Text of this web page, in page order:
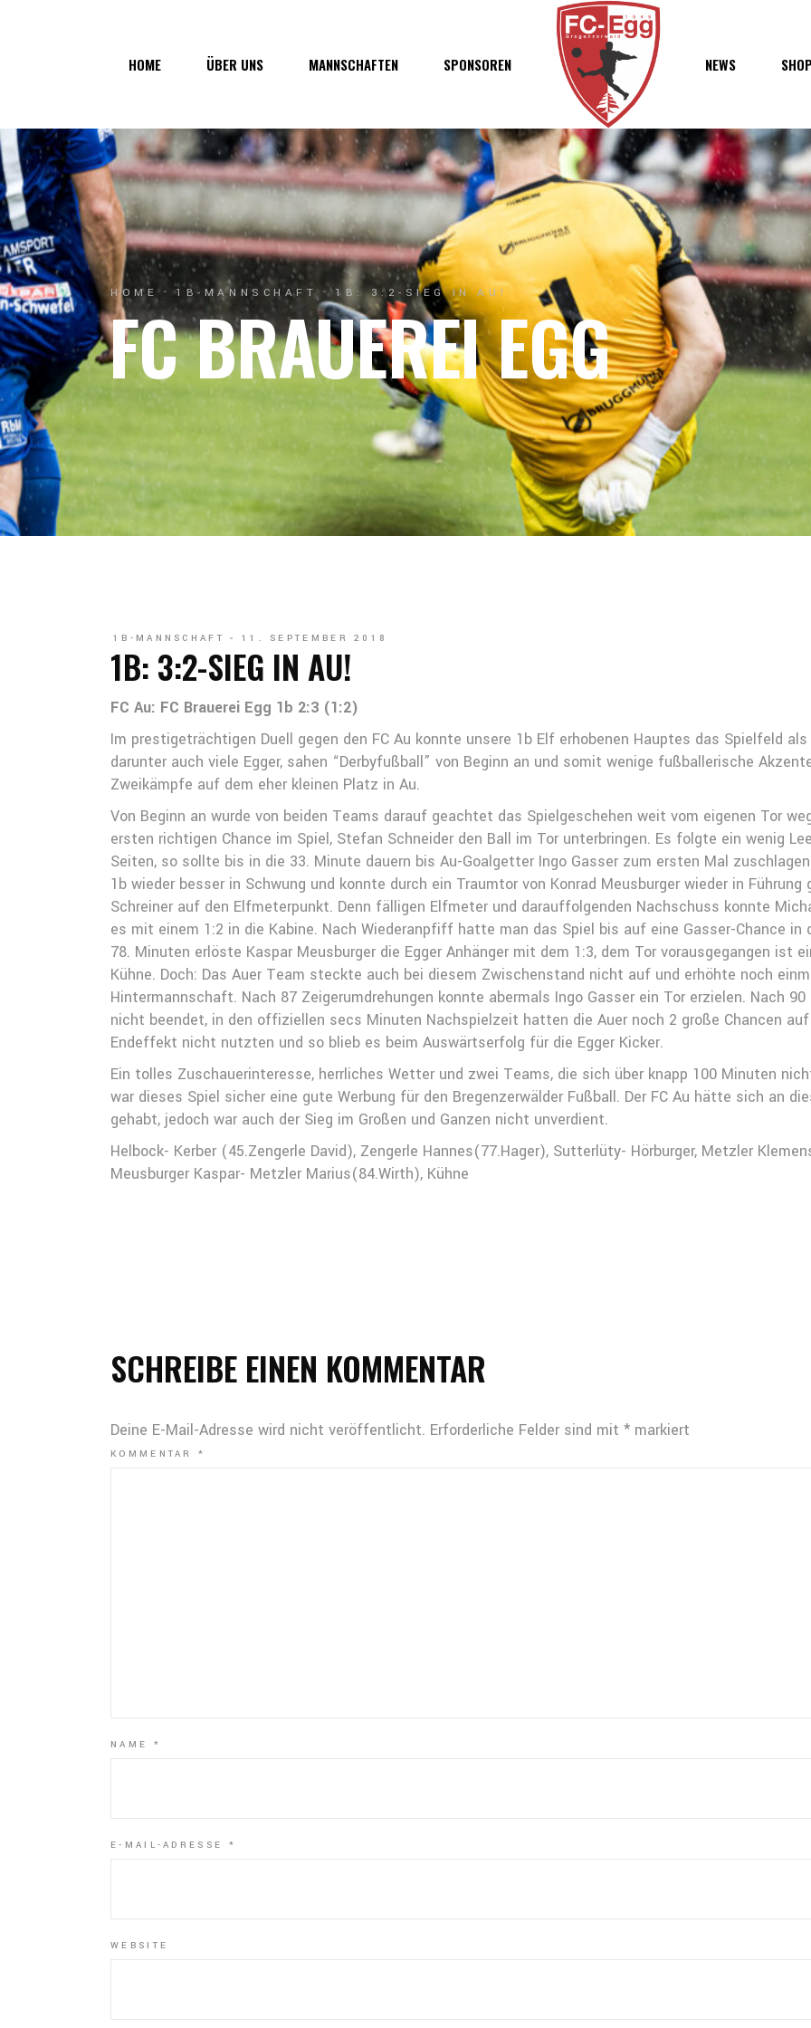
HOME ÜBER UNS
Über uns
Vorstand
Geschichte
Junkerau
MANNSCHAFTEN
1. Mannschaft
1b-Mannschaft
Nachwuchs
SPONSOREN NEWS SHOP
Junkerau
HOME 1B-MANNSCHAFT 1B: 3:2-SIEG IN AU!
FC BRAUEREI EGG
1B-MANNSCHAFT 11. SEPTEMBER 2018
1B: 3:2-SIEG IN AU!
FC Au: FC Brauerei Egg 1b 2:3 (1:2)
Im prestigeträchtigen Duell gegen den FC Au konnte unsere 1b Elf erhobenen Hauptes das Spielfeld
darunter auch viele Egger, sahen “Derbyfußball” von Beginn an und somit wenige fußballerische
Zweikämpfe auf dem eher kleinen Platz in Au.
Von Beginn an wurde von beiden Teams darauf geachtet das Spielgeschehen weit vom eigenen Tor
ersten richtigen Chance im Spiel, Stefan Schneider den Ball im Tor unterbringen. Es folgte ein wenig
Seiten, so sollte bis in die 33. Minute dauern bis Au-Goalgetter Ingo Gasser zum ersten Mal
1b wieder besser in Schwung und konnte durch ein Traumtor von Konrad Meusburger wieder in
Schreiner auf den Elfmeterpunkt. Denn fälligen Elfmeter und darauffolgenden Nachschuss konnte
es mit einem 1:2 in die Kabine. Nach Wiederanpfiff hatte man das Spiel bis auf eine Gasser-Chance
78. Minuten erlöste Kaspar Meusburger die Egger Anhänger mit dem 1:3, dem Tor vorausgegangen ist
Kühne. Doch: Das Auer Team steckte auch bei diesem Zwischenstand nicht auf und erhöhte noch
Hintermannschaft. Nach 87 Zeigerumdrehungen konnte abermals Ingo Gasser ein Tor erzielen. Nach
nicht beendet, in den offiziellen secs Minuten Nachspielzeit hatten die Auer noch 2 große Chancen
Endeffekt nicht nutzten und so blieb es beim Auswärtserfolg für die Egger Kicker.
Ein tolles Zuschauerinteresse, herrliches Wetter und zwei Teams, die sich über knapp 100 Minuten
war dieses Spiel sicher eine gute Werbung für den Bregenzerwälder Fußball. Der FC Au hätte sich an
gehabt, jedoch war auch der Sieg im Großen und Ganzen nicht unverdient.
Helbock- Kerber (45.Zengerle David), Zengerle Hannes(77.Hager), Sutterlüty- Hörburger, Metzler
Meusburger Kaspar- Metzler Marius(84.Wirth), Kühne
SCHREIBE EINEN KOMMENTAR
Deine E-Mail-Adresse wird nicht veröffentlicht. Erforderliche Felder sind mit * markiert
KOMMENTAR*
NAME *
E-MAIL-ADRESSE *
WEBSITE